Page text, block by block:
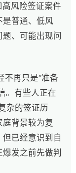
风险签证案件
是普通、低风
、可能出现问
不再只是“准备
。有些人正在
杂的签证历
背景较为复
已经意识到自
发之前先做判